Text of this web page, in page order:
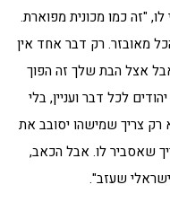
"זה כמו מכונית מפוארת.
מאובזר. רק דבר אחד אין
אצל הבת שלך זה הפוך
לכל דבר ועניין, בלי
רק צריך שמישהו יסובב את
שאסביר לו. אבל הכאב,
שעזב".